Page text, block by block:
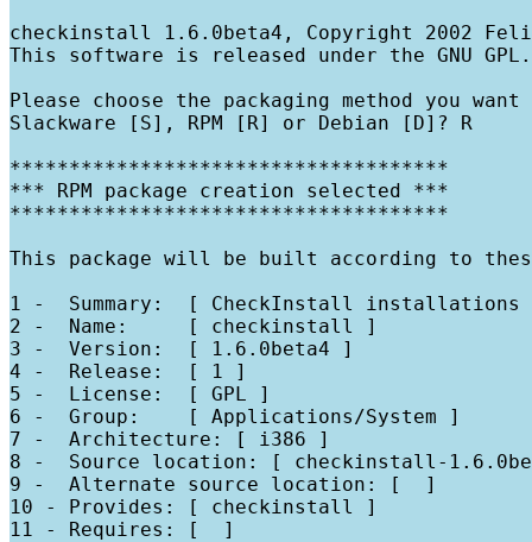
checkinstall 1.6.0beta4, Copyright 2002
This software is released under the GNU GPL.
Please choose the packaging method you
Slackware [S], RPM [R] or Debian [D]? R
*************************************
*** RPM package creation selected ***
*************************************
This package will be built according to
1 -  Summary:  [ CheckInstall
2 -  Name:     [ checkinstall ]
3 -  Version:  [ 1.6.0beta4 ]
4 -  Release:  [ 1 ]
5 -  License:  [ GPL ]
6 -  Group:    [ Applications/System ]
7 -  Architecture: [ i386 ]
8 -  Source location: [ checkinstall-
9 -  Alternate source location: [  ]
10 - Provides: [ checkinstall ]
11 - Requires: [  ]